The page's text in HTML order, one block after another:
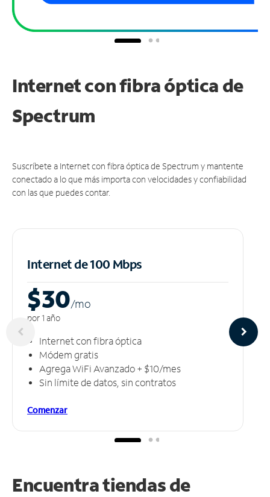
Internet con fibra óptica de
Spectrum
Suscríbete a Internet con fibra óptica de Spectrum y mantente
conectado a lo que más importa con velocidades y confiabilidad
con las que puedes contar.
Internet de 100 Mbps
$30/mo
por 1 año
Internet con fibra óptica
Módem gratis
Agrega WiFi Avanzado + $10/mes
Sin límite de datos, sin contratos
Comenzar
Encuentra tiendas de